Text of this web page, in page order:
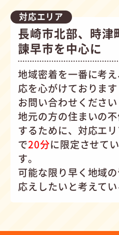
対応エリア
長崎市北部、時津
諫早市を中心に
地域密着を一番に考
応を心がけておりま
お問い合わせください
地元の方の住まいの
するために、対応エ
で20分に限定させて
す。
可能な限り早く地域
応えしたいと考えてい